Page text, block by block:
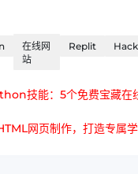
在线网
站
Replit
技能：5个免费宝藏在
网页制作，打造专属